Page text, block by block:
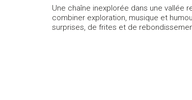
Une chaîne inexplorée dans une vallée
combiner exploration, musique et
surprises, de frites et de